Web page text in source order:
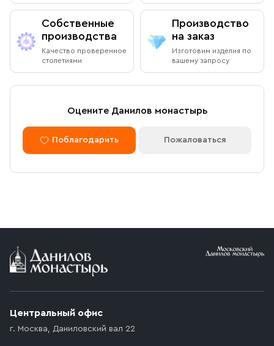
Собственные
производства
Качество проверенное
столетиями
Производство
на заказ
Изготовим изделия по
вашему запросу
Оцените Данилов монастырь
Поблагодарить Пожаловаться
Центральный офис
г. Москва, Даниловский вал 22